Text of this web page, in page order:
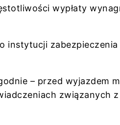
wypłaty
zabezpieczenia
– przed wyjazdem
związanych